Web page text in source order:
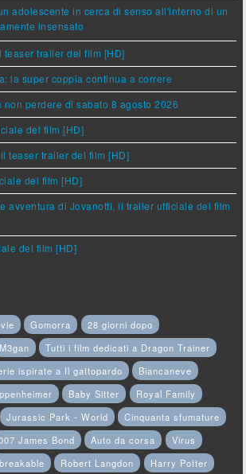
adolescente in cerca di senso all'interno di un
insensato
teaser trailer del film [HD]
la super coppia continua a correre
non perdere di sabato 8 agosto 2026
del film [HD]
teaser trailer del film [HD]
del film [HD]
avventura di Jovanotti, il trailer ufficiale del film
del film [HD]
Gomorra
28 giorni dopo
M3gan
Tutti i film dedicati a Dragon Trainer
ispirate a Il gattopardo
Biancaneve
Baby Sitter
Royal Family
Jurassic Park - World
Cinquanta sfumature
James Bond Auto da corsa
Virus
Robert Langdon
Harry Potter